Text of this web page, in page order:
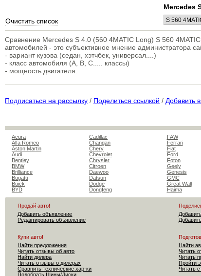
Очистить список
Mercedes
Сравнение Mercedes S 4.0 (560 4MATIC Long) S 560
автомобилей - это субъективное мнение администратора
- вариант кузова (седан, хэтчбек, универсал....)
- класс автомобиля (A, B, C..... классы)
- мощность двигателя.
Подписаться на рассылку / Поделиться ссылкой / Добавить
Acura
Alfa Romeo
Aston Martin
Audi
Bentley
BMW
Brilliance
Bugatti
Buick
BYD
Cadillac
Changan
Chery
Chevrolet
Chrysler
Citroen
Daewoo
Datsun
Dodge
Dongfeng
FAW
Ferrari
Fiat
Ford
Foton
Geely
Genesis
GMC
Great Wall
Haima
Продай авто!
Добавить объявление
Редактировать объявление
Купи авто!
Найти предложения
Читать отзывы об авто
Найти дилера
Читать отзывы о дилерах
Сравнить технические хар-ки
Подобрать Шины/Диски
Найти
Читать
Читать
Пройти
Читать